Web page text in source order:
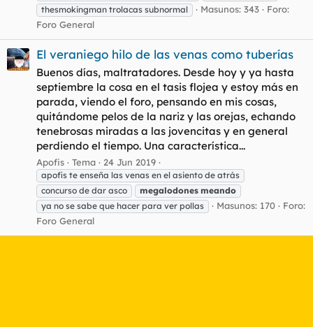
thesmokingman trolacas subnormal
Masunos: 343
Foro:
Foro General
El veraniego hilo de las venas como tuberías
Buenos días, maltratadores. Desde hoy y ya hasta
septiembre la cosa en el tasis flojea y estoy más en
parada, viendo el foro, pensando en mis cosas,
quitándome pelos de la nariz y las orejas, echando
tenebrosas miradas a las jovencitas y en general
perdiendo el tiempo. Una característica...
Apofis Tema 24 Jun 2019
apofis te enseña las venas en el asiento de atrás
concurso de dar asco
megalodones meando
ya no se sabe que hacer para ver pollas
Masunos: 170
Foro:
Foro General